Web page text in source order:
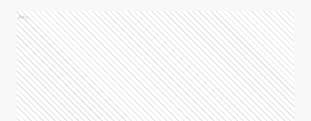
Ads